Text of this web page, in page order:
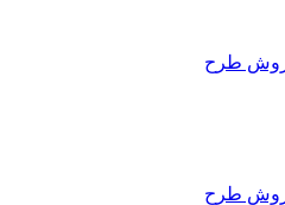
طرح
طرح